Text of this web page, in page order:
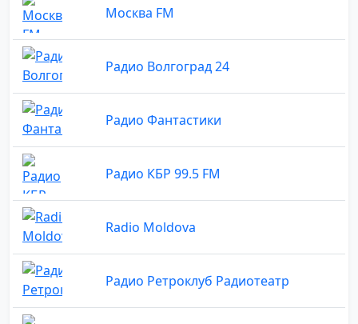
Москва FM
Радио Волгоград 24
Радио Фантастики
Радио КБР 99.5 FM
Radio Moldova
Радио Ретроклуб Радиотеатр